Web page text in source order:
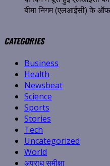
बीमा निगम (एलआईसी) के
CATEGORIES
Business
Health
Newsbeat
Science
Sports
Stories
Tech
Uncategorized
World
अपराध समीक्षा